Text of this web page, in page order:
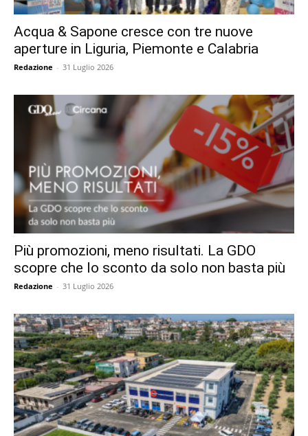
Acqua & Sapone cresce con tre nuove
aperture in Liguria, Piemonte e Calabria
Redazione - 31 Luglio 2026
Più promozioni, meno risultati. La GDO
scopre che lo sconto da solo non basta più
Redazione - 31 Luglio 2026